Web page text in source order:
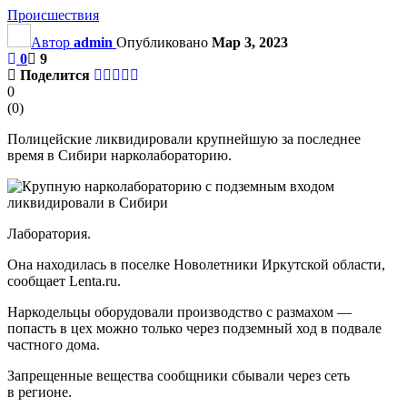
Происшествия
Автор admin Опубликовано Мар 3, 2023
0
9
Поделится
0
(0)
Полицейские ликвидировали крупнейшую за последнее
время в Сибири нарколабораторию.
Лаборатория.
Она находилась в поселке Новолетники Иркутской области,
сообщает Lenta.ru.
Наркодельцы оборудовали производство с размахом —
попасть в цех можно только через подземный ход в подвале
частного дома.
Запрещенные вещества сообщники сбывали через сеть
в регионе.